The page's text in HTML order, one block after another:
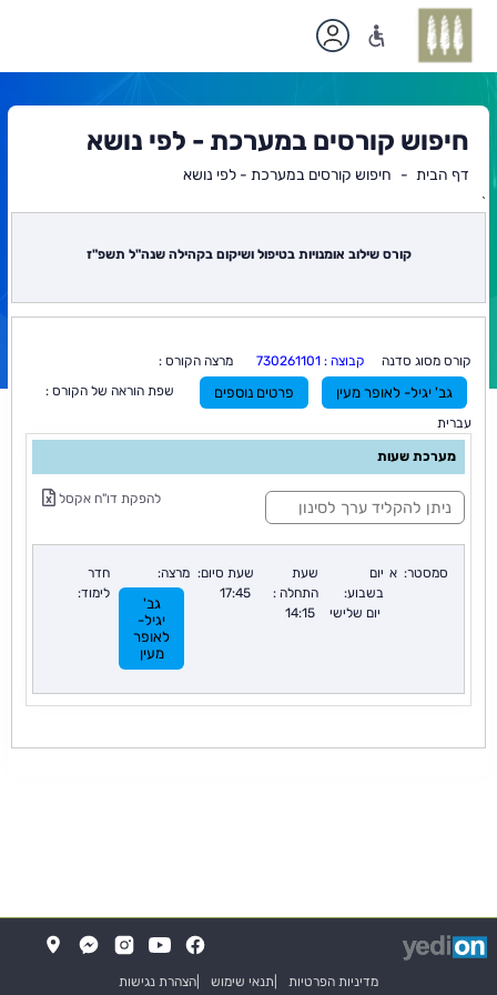
חיפוש קורסים במערכת - לפי נושא
דף הבית חיפוש קורסים במערכת - לפי נושא
`
קורס שילוב אומנויות בטיפול ושיקום בקהילה שנה"ל תשפ"ז
קורס מסוג סדנה קבוצה : 730261101 מרצה הקורס :
גב' יגיל- לאופר מעין פרטים נוספים שפת הוראה של הקורס :
עברית
מערכת שעות
ס
נ
ו
להפקת דו"ח אקסל
סמסטר: א יום
בשבוע:
יום שלישי
שעת
התחלה :
שעת סיום: מרצה:
גב'
יגיל-
לאופר
מעין
חדר
לימוד:
לפתוח
(נפתח
חדשהמדיניות הפרטיות תנאי שימוש(נפתחהצהרת נגישות